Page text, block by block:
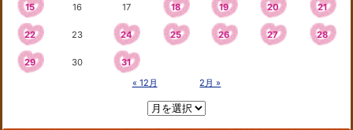
15 16 17 18 19 20 21
22 23 24 25 26 27 28
29 30
31
« 12月
2月 »